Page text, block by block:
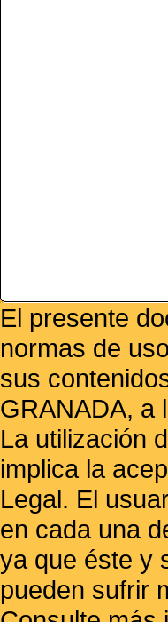
El presente
normas de
sus
GRANADA, a
La utilización
implica la
Legal. El
en cada una
ya que éste y
pueden sufrir